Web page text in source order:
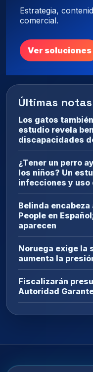
Estrategia,
comercial.
Ver soluciones
Últimas notas
Los gatos
estudio revela
discapacidades
¿Tener un perro
los niños? Un
infecciones y
Belinda
People en
aparecen
Noruega exige la
aumenta la
Fiscalizarán
Autoridad